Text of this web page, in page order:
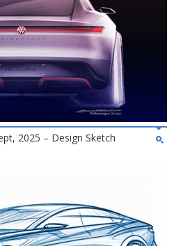
2025 – Design Sketch